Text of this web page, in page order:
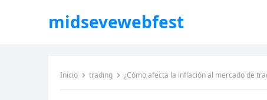
midsevewebfest
Inicio trading ¿Cómo afecta la inflación al mercado de